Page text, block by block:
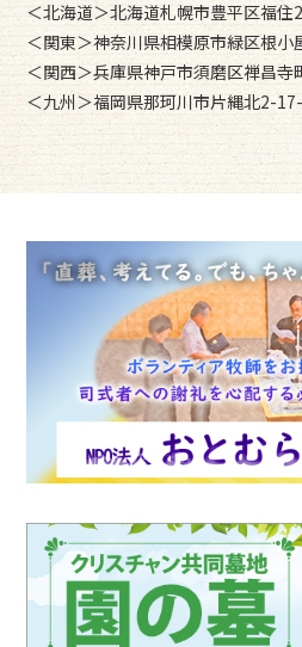
＜北海道＞北海道札幌市豊平区福住
＜関東＞神奈川県相模原市緑区根小
＜関西＞兵庫県神戸市須磨区禅昌寺
＜九州＞福岡県那珂川市片縄北2-